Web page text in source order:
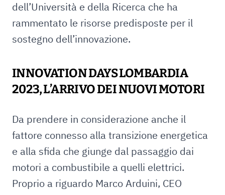
dell’Università e della Ricerca che ha
rammentato le risorse predisposte per il
sostegno dell’innovazione.
INNOVATION DAYS LOMBARDIA
2023, L’ARRIVO DEI NUOVI MOTORI
Da prendere in considerazione anche il
fattore connesso alla transizione energetica
e alla sfida che giunge dal passaggio dai
motori a combustibile a quelli elettrici.
Proprio a riguardo Marco Arduini, CEO